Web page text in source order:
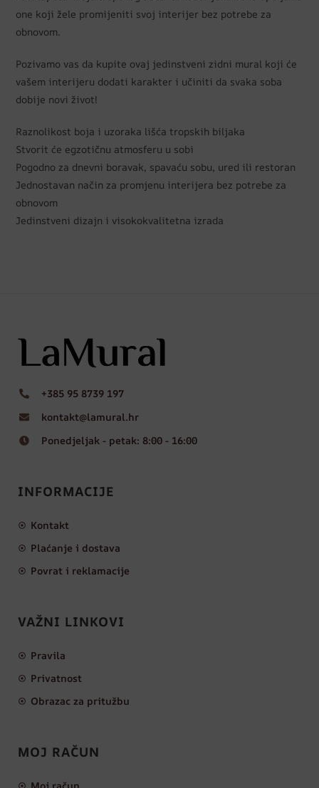
one koji žele promijeniti svoj interijer bez potrebe za
obnovom.
Pozivamo vas da kupite ovaj jedinstveni zidni mural koji će
vašem interijeru dodati karakter i učiniti da svaka soba
dobije novi život!
Raznolikost boja i uzoraka lišća tropskih biljaka
Stvorit će egzotičnu atmosferu u sobi
Pogodno za dnevni boravak, spavaću sobu, ured ili restoran
Jednostavan način za promjenu interijera bez potrebe za
obnovom
Jedinstveni dizajn i visokokvalitetna izrada
+385 95 8739 197
kontakt@lamural.hr
Ponedjeljak - petak: 8:00 - 16:00
INFORMACIJE
Kontakt
Plaćanje i dostava
Povrat i reklamacije
VAŽNI LINKOVI
Pravila
Privatnost
Obrazac za pritužbu
MOJ RAČUN